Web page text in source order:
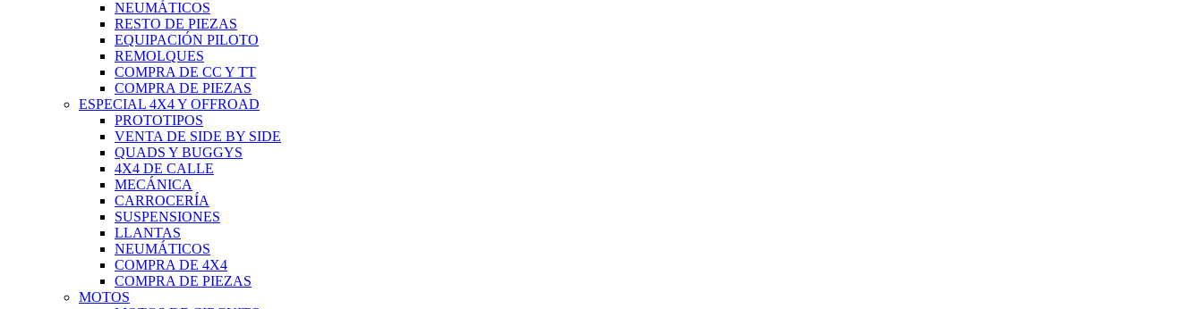
NEUMÁTICOS
RESTO DE PIEZAS
EQUIPACIÓN PILOTO
REMOLQUES
COMPRA DE CC Y TT
COMPRA DE PIEZAS
ESPECIAL 4X4 Y OFFROAD
PROTOTIPOS
VENTA DE SIDE BY SIDE
QUADS Y BUGGYS
4X4 DE CALLE
MECÁNICA
CARROCERÍA
SUSPENSIONES
LLANTAS
NEUMÁTICOS
COMPRA DE 4X4
COMPRA DE PIEZAS
MOTOS